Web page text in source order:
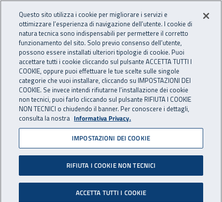
INAIL - Istituto Nazionale
Apri cerca
Navigazione principale
Navigazione - Ti trovi in:
Home Inail comunica News
25 luglio 2024
“Inail Insieme”, a Milano
giornata di incontri con il
direttore generale
Questo sito utilizza i cookie per migliorare i servizi e
ottimizzare l’esperienza di navigazione dell’utente. I cookie di
natura tecnica sono indispensabili per permettere il corretto
funzionamento del sito. Solo previo consenso dell’utente,
possono essere installati ulteriori tipologie di cookie. Puoi
accettare tutti i cookie cliccando sul pulsante ACCETTA TUTTI I
COOKIE, oppure puoi effettuare le tue scelte sulle singole
categorie che vuoi installare, cliccando su IMPOSTAZIONI DEI
COOKIE. Se invece intendi rifiutarne l’installazione dei cookie
non tecnici, puoi farlo cliccando sul pulsante RIFIUTA I COOKIE
NON TECNICI o chiudendo il banner. Per conoscere i dettagli,
consulta la nostra Informativa Privacy.
IMPOSTAZIONI DEI COOKIE
RIFIUTA I COOKIE NON TECNICI
ACCETTA TUTTI I COOKIE